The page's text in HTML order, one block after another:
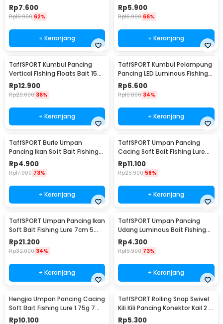
Rp7.600
Rp19.900 62%
+ Keranjang
Fishing Lure 95 cm - 10118
Rp5.900
Rp16.900 66%
+ Keranjang
TaffSPORT Kumbul Pancing
Vertical Fishing Floats Bait 15
PCS - P0015
Rp12.900
Rp20.000 36%
+ Keranjang
TaffSPORT Kumbul Pelampung
Pancing LED Luminous Fishing
Float 2 PCS - NT-02
Rp6.600
Rp10.000 34%
+ Keranjang
TaffSPORT Burle Umpan
Pancing Ikan Soft Bait Fishing
Lure 7cm 10PCS - L72
Rp4.900
Rp17.900 73%
+ Keranjang
TaffSPORT Umpan Pancing
Cacing Soft Bait Fishing Lure
1.75g 7 PCS
Rp11.100
Rp25.900 58%
+ Keranjang
TaffSPORT Umpan Pancing Ikan
Soft Bait Fishing Lure 7cm 5
PCS - TY-BA58
Rp21.200
Rp32.000 34%
+ Keranjang
TaffSPORT Umpan Pancing
Udang Luminous Bait Fishing
Lure 8cm
Rp4.300
Rp15.900 73%
+ Keranjang
Hengjia Umpan Pancing Cacing
Soft Bait Fishing Lure 1.75g 7
PCS
Rp10.100
TaffSPORT Rolling Snap Swivel
Kili Kili Pancing Konektor Kail 2 8
PCS - S20
Rp5.300